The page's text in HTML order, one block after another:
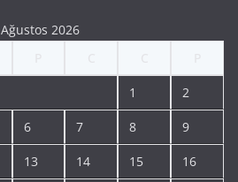
Ağustos 2026
1 2
6 7 8 9
13 14 15 16